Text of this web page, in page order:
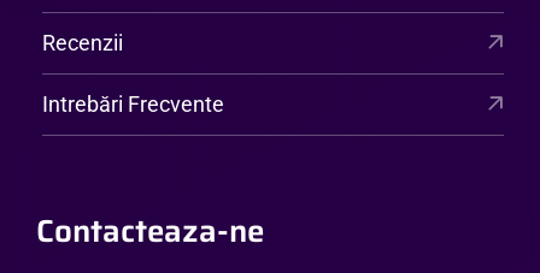
Recenzii
Intrebări Frecvente
Contacteaza-ne